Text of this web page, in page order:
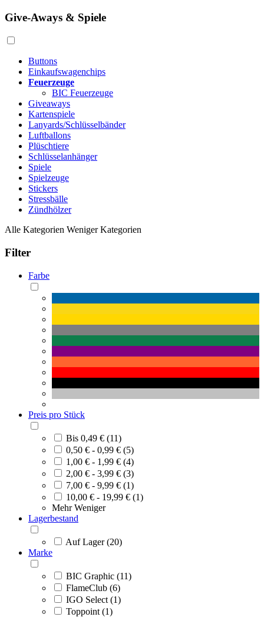
Give-Aways & Spiele
Buttons
Einkaufswagenchips
Feuerzeuge
BIC Feuerzeuge
Giveaways
Kartenspiele
Lanyards/Schlüsselbänder
Luftballons
Plüschtiere
Schlüsselanhänger
Spiele
Spielzeuge
Stickers
Stressbälle
Zündhölzer
Alle Kategorien Weniger Kategorien
Filter
Farbe
Preis pro Stück
Bis 0,49 € (11)
0,50 € - 0,99 € (5)
1,00 € - 1,99 € (4)
2,00 € - 3,99 € (3)
7,00 € - 9,99 € (1)
10,00 € - 19,99 € (1)
Mehr Weniger
Lagerbestand
Auf Lager (20)
Marke
BIC Graphic (11)
FlameClub (6)
IGO Select (1)
Toppoint (1)